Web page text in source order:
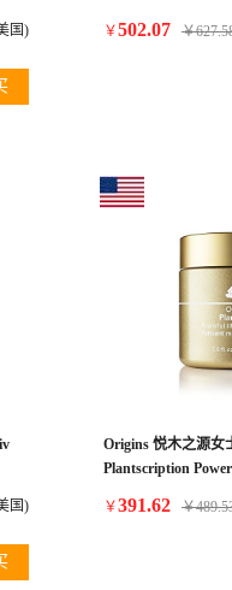
国)
￥502.07 ￥
国)
Origins 悦木之源女
Plantscription
￥391.62 ￥